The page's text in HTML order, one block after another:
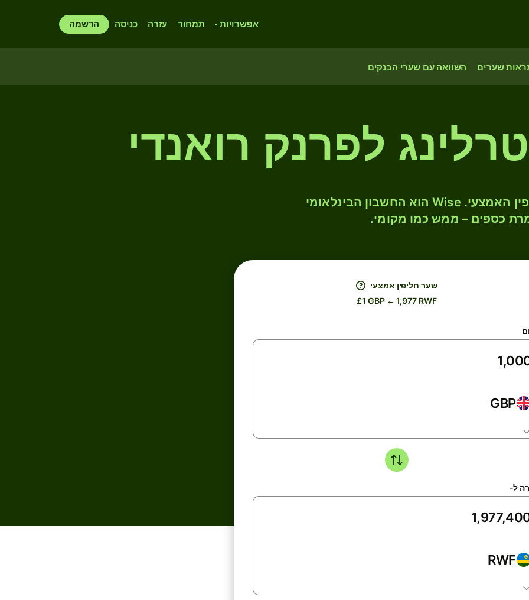
אפשרויות תמחור עזרה כניסה הרשמה
שערים השוואה עם שערי הבנקים
לפרנק רואנדי
המירו GBP ל- RWF לפי שער החליפין האמצעי. Wise הוא החשבון הבינלאומי
כספים – ממש כמו מקומי.
שער חליפין אמצעי
£1 GBP ← 1,977 RWF
GBP
ל-
RWF